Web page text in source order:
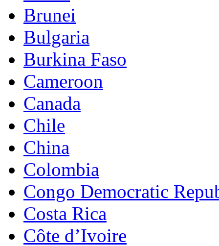
Brunei
Bulgaria
Burkina Faso
Cameroon
Canada
Chile
China
Colombia
Congo Democratic
Costa Rica
Côte d’Ivoire